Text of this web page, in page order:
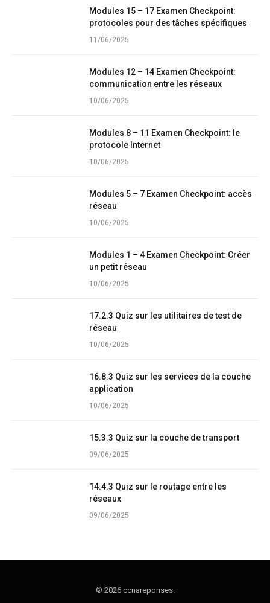
Modules 15 – 17 Examen Checkpoint:
protocoles pour des tâches spécifiques
11/06/2025
Modules 12 – 14 Examen Checkpoint:
communication entre les réseaux
10/06/2025
Modules 8 – 11 Examen Checkpoint: le
protocole Internet
10/06/2025
Modules 5 – 7 Examen Checkpoint: accès
réseau
10/06/2025
Modules 1 – 4 Examen Checkpoint: Créer
un petit réseau
10/06/2025
17.2.3 Quiz sur les utilitaires de test de
réseau
10/06/2025
16.8.3 Quiz sur les services de la couche
application
10/06/2025
15.3.3 Quiz sur la couche de transport
09/06/2025
14.4.3 Quiz sur le routage entre les
réseaux
09/06/2025
© 2026 ccnareponses.